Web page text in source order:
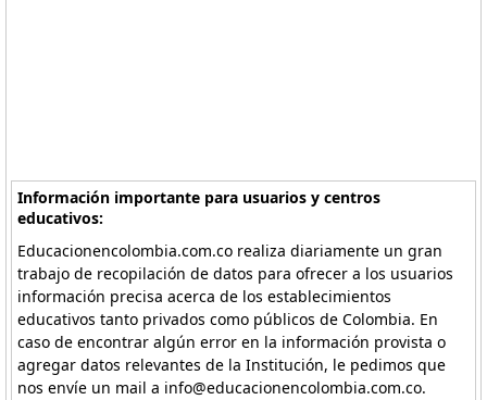
Información importante para usuarios y centros
educativos:
Educacionencolombia.com.co realiza diariamente un gran
trabajo de recopilación de datos para ofrecer a los usuarios
información precisa acerca de los establecimientos
educativos tanto privados como públicos de Colombia. En
caso de encontrar algún error en la información provista o
agregar datos relevantes de la Institución, le pedimos que
nos envíe un mail a info@educacionencolombia.com.co.